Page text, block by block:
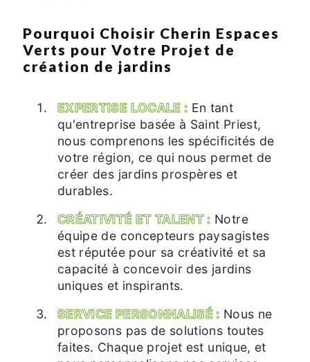
Pourquoi Choisir Cherin Espaces
Verts pour Votre Projet de
création de jardins
EXPERTISE LOCALE : En tant
qu'entreprise basée à Saint Priest,
nous comprenons les spécificités de
votre région, ce qui nous permet de
créer des jardins prospères et
durables.
CRÉATIVITÉ ET TALENT : Notre
équipe de concepteurs paysagistes
est réputée pour sa créativité et sa
capacité à concevoir des jardins
uniques et inspirants.
SERVICE PERSONNALISÉ : Nous ne
proposons pas de solutions toutes
faites. Chaque projet est unique, et